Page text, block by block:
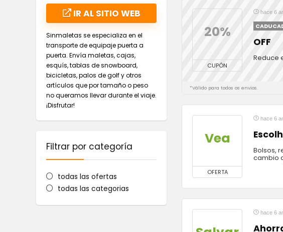
IR AL SITIO WEB
Sinmaletas se especializa en el
transporte de equipaje puerta a
puerta. Envía maletas, cajas,
esquís, tablas de snowboard,
bicicletas, palos de golf y otros
artículos que por tamaño o peso
no queramos llevar durante el viaje.
¡Disfrutar!
Filtrar por categoría
todas las ofertas
todas las categorias
20%
CUPÓN
hace 6
OFF
Reduce
*Válido para todos os envios.
Vea
OFERTA
hace 6
Bolsos,
cambio
hace 6